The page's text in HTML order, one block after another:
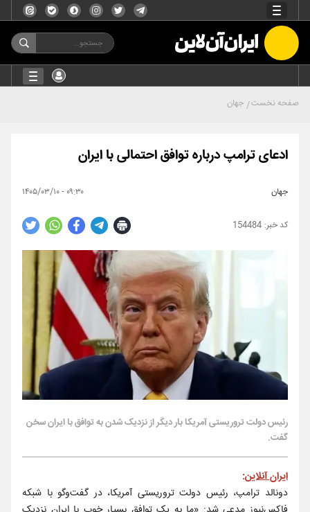
صفحه نخست جهان
ادعای ترامپ درباره توافق احتمالی با ایران
جهان ۰۹:۳۰ - ۱۴۰۵/۰۳/۱۰
154484
رئیس دولت تروریستی آمریکا بار دیگر از نزدیک شدن به توافق با ایران سخن
گفت.
ایران آنلاین:
دونالد ترامپ، رئیس دولت تروریستی آمریکا، در گفت‌وگو با شبکه